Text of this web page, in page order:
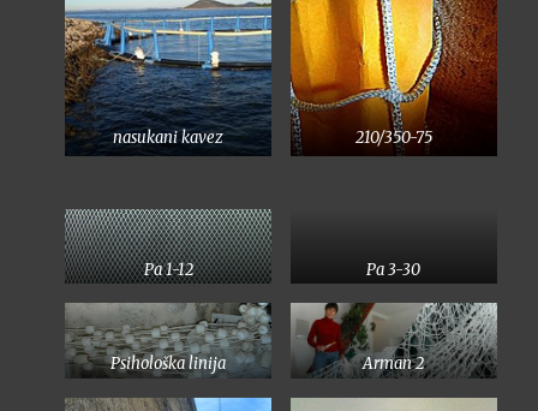
nasukani kavez 210/350-75
Pa 1-12 Pa 3-30
Psihološka linija Arman 2